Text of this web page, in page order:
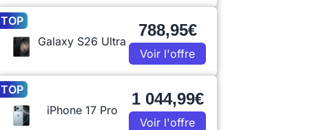
TOP
Galaxy S26 Ultra
788,95€
Voir l'offre
TOP
iPhone 17 Pro
1 044,99€
Voir l'offre